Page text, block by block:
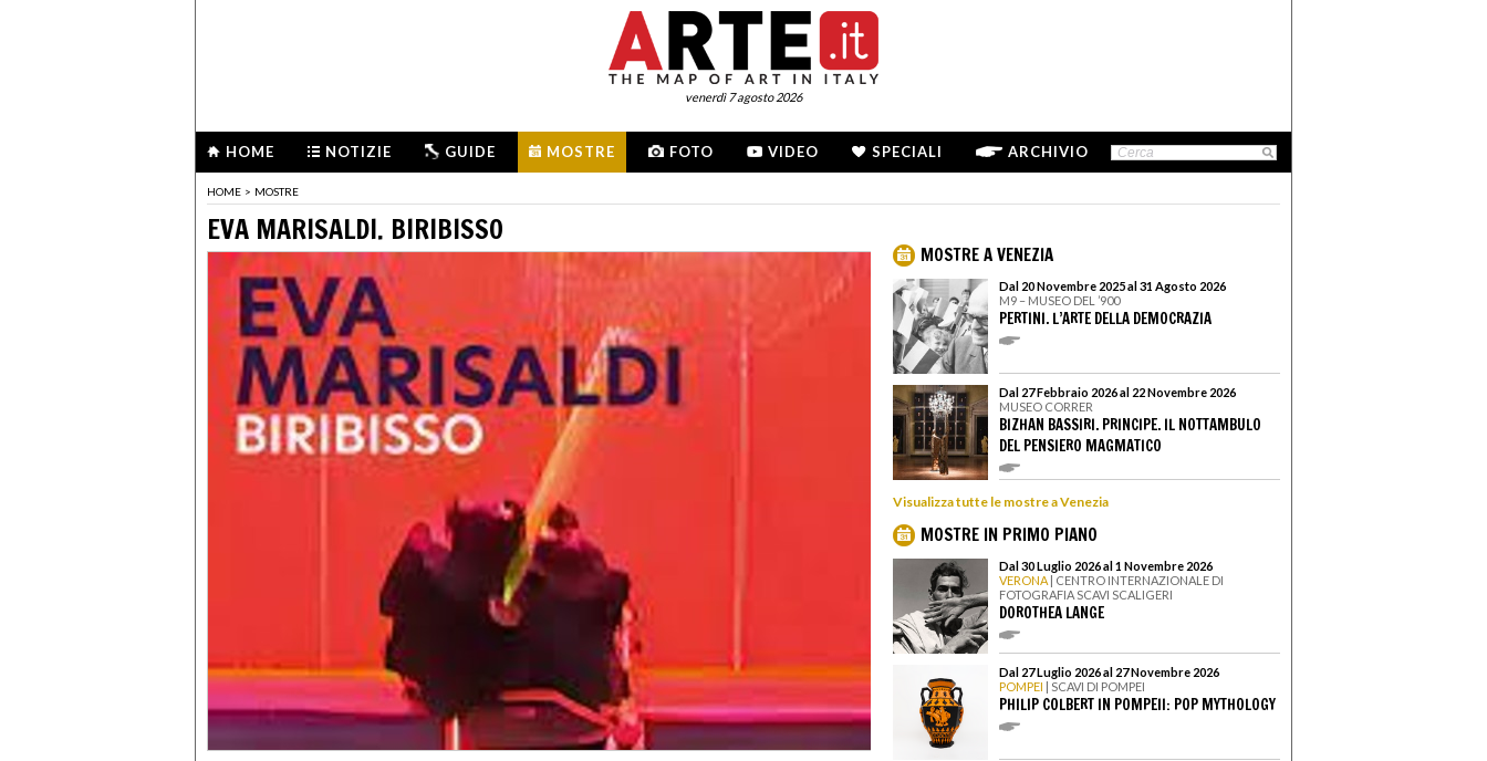
venerdì 7 agosto 2026
HOME NOTIZIE GUIDE MOSTRE FOTO VIDEO SPECIALI ARCHIVIO
HOME > MOSTRE
EVA MARISALDI. BIRIBISSO
MOSTRE A VENEZIA
Dal 20 Novembre 2025 al 31 Agosto 2026
M9 – MUSEO DEL ’900
PERTINI. L’ARTE DELLA DEMOCRAZIA
Dal 27 Febbraio 2026 al 22 Novembre 2026
MUSEO CORRER
BIZHAN BASSIRI. PRINCIPE. IL NOTTAMBULO
DEL PENSIERO MAGMATICO
Visualizza tutte le mostre a Venezia
MOSTRE IN PRIMO PIANO
Dal 30 Luglio 2026 al 1 Novembre 2026
VERONA | CENTRO INTERNAZIONALE DI
FOTOGRAFIA SCAVI SCALIGERI
DOROTHEA LANGE
Dal 27 Luglio 2026 al 27 Novembre 2026
POMPEI | SCAVI DI POMPEI
PHILIP COLBERT IN POMPEII: POP MYTHOLOGY